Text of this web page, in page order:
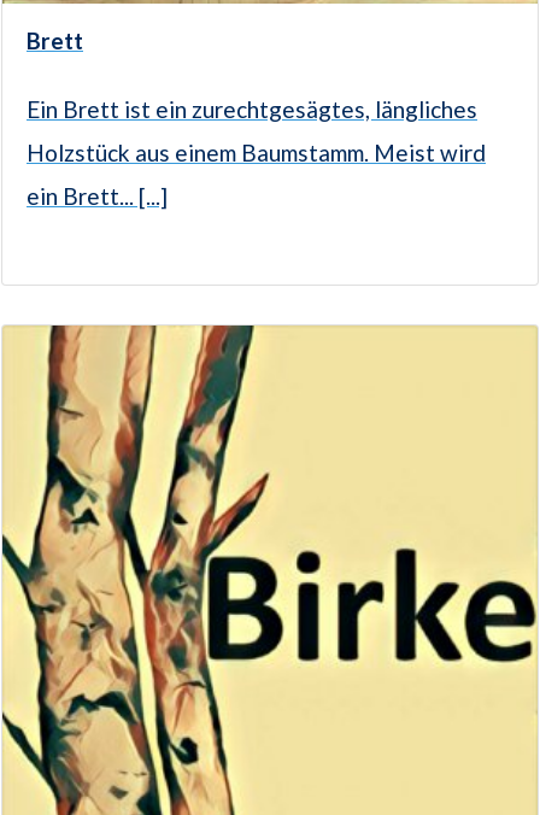
Brett
Ein Brett ist ein zurechtgesägtes, längliches
Holzstück aus einem Baumstamm. Meist wird
ein Brett... [...]